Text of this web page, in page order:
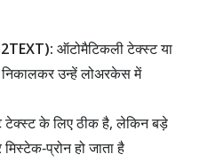
ऑटोमैटिकली टेक्स्ट या
उन्हें लोअरकेस में
टेक्स्ट के लिए ठीक है, लेकिन बड़े
हो जाता है